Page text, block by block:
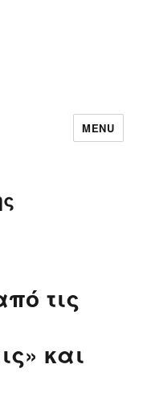
MENU
τις
και